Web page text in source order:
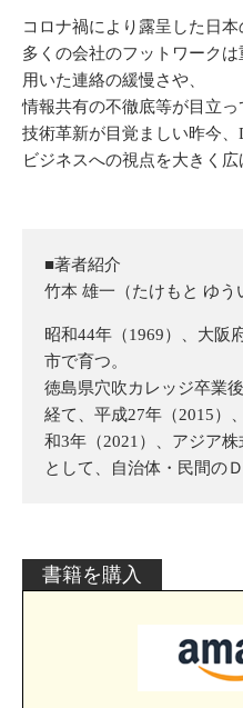
コロナ禍により露呈した日
多くの会社のフットワーク
用いた連絡の緩慢さや、
情報共有の不徹底等が目立っ
技術革新が目覚ましい昨今
ビジネスへの視点を大きく広
■著者紹介
竹本 雄一（たけもと ゆう
昭和44年（1969）、大阪
市で育つ。
徳島県穴吹カレッジ卒業
経て、平成27年（2015）
和3年（2021）、アジア
として、自治体・民間の
書籍を購入